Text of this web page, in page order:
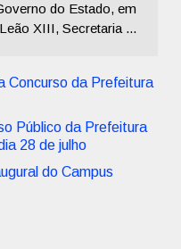
do Estado, em
XIII, Secretaria ...
Concurso da Prefeitura
Público da Prefeitura
28 de julho
do Campus